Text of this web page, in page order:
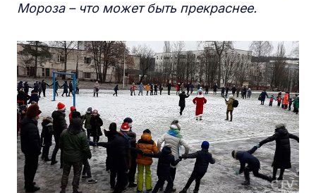
Мороза – что может быть прекраснее.